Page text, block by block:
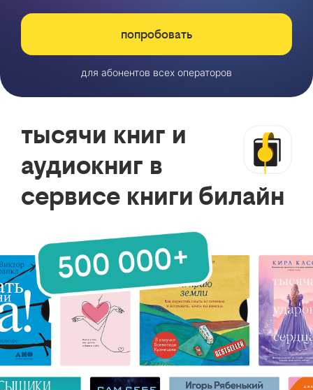
попробовать
для абонентов всех операторов
тысячи книг и
аудиокниг в
сервисе книги билайн